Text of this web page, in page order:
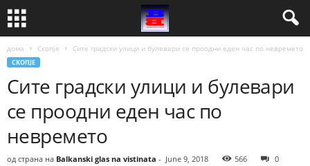
дома Скопје Сите градски улици и булевари се проодни еден час по невремето
СКОПЈЕ
Сите градски улици и булевари
се проодни еден час по
невремето
од страна на Balkanski glas na vistinata - June 9, 2018 566 0